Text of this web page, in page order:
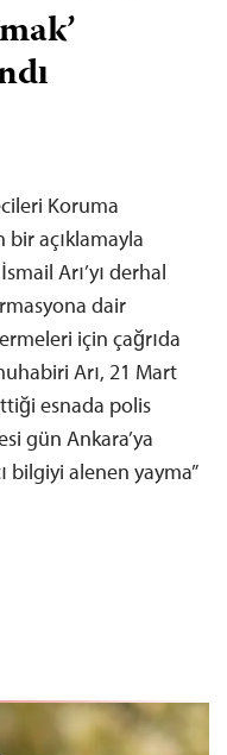
Koruma
bir açıklamayla
Arı’yı derhal
dair
için çağrıda
Arı, 21 Mart
esnada polis
gün Ankara’ya
bilgiyi alenen yayma”